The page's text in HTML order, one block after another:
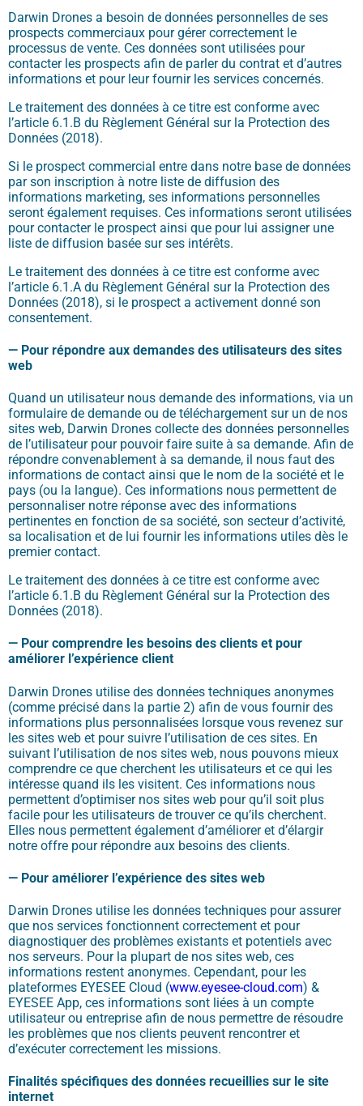
Darwin Drones a besoin de données personnelles de ses
prospects commerciaux pour gérer correctement le
processus de vente. Ces données sont utilisées pour
contacter les prospects afin de parler du contrat et d’autres
informations et pour leur fournir les services concernés.
Le traitement des données à ce titre est conforme avec
l’article 6.1.B du Règlement Général sur la Protection des
Données (2018).
Si le prospect commercial entre dans notre base de données
par son inscription à notre liste de diffusion des
informations marketing, ses informations personnelles
seront également requises. Ces informations seront utilisées
pour contacter le prospect ainsi que pour lui assigner une
liste de diffusion basée sur ses intérêts.
Le traitement des données à ce titre est conforme avec
l’article 6.1.A du Règlement Général sur la Protection des
Données (2018), si le prospect a activement donné son
consentement.
— Pour répondre aux demandes des utilisateurs des sites
web
Quand un utilisateur nous demande des informations, via un
formulaire de demande ou de téléchargement sur un de nos
sites web, Darwin Drones collecte des données personnelles
de l’utilisateur pour pouvoir faire suite à sa demande. Afin de
répondre convenablement à sa demande, il nous faut des
informations de contact ainsi que le nom de la société et le
pays (ou la langue). Ces informations nous permettent de
personnaliser notre réponse avec des informations
pertinentes en fonction de sa société, son secteur d’activité,
sa localisation et de lui fournir les informations utiles dès le
premier contact.
Le traitement des données à ce titre est conforme avec
l’article 6.1.B du Règlement Général sur la Protection des
Données (2018).
— Pour comprendre les besoins des clients et pour
améliorer l’expérience client
Darwin Drones utilise des données techniques anonymes
(comme précisé dans la partie 2) afin de vous fournir des
informations plus personnalisées lorsque vous revenez sur
les sites web et pour suivre l’utilisation de ces sites. En
suivant l’utilisation de nos sites web, nous pouvons mieux
comprendre ce que cherchent les utilisateurs et ce qui les
intéresse quand ils les visitent. Ces informations nous
permettent d’optimiser nos sites web pour qu’il soit plus
facile pour les utilisateurs de trouver ce qu’ils cherchent.
Elles nous permettent également d’améliorer et d’élargir
notre offre pour répondre aux besoins des clients.
— Pour améliorer l’expérience des sites web
Darwin Drones utilise les données techniques pour assurer
que nos services fonctionnent correctement et pour
diagnostiquer des problèmes existants et potentiels avec
nos serveurs. Pour la plupart de nos sites web, ces
informations restent anonymes. Cependant, pour l es
plateformes EYESEE Cloud (www.eyesee-cloud.com) &
EYESEE App, ces informations sont liées à un compte
utilisateurou entreprise afin de nous permettre de résoudre
les problèmes que nos clients peuvent rencontreret
d’exécuter correctement les missions.
Finalités spécifiques des données recueillies sur le site
internet